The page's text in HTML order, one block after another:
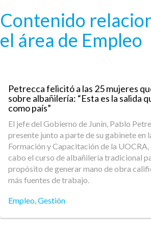
Contenido
el área de Empleo
Petrecca felicitó a las 25 mujeres
sobre albañilería: “Esta es la salida
como país”
El jefe del Gobierno de Junín, Pablo
presente junto a parte de su gabinete en
Formación y Capacitación de la UOCRA,
cabo el curso de albañilería tradicional
propósito de generar mano de obra
más fuentes de trabajo.
Empleo,Gestión